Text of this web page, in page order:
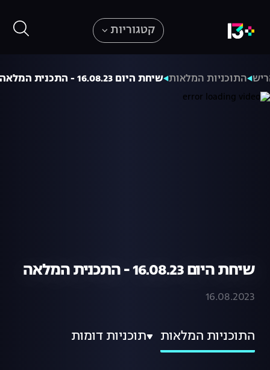
קטגוריות
התוכניות המלאות שיחת היום 16.08.23 - התכנית המלאה
שיחת היום 16.08.23 - התכנית המלאה
16.08.2023
התוכניות המלאות תוכניות דומות